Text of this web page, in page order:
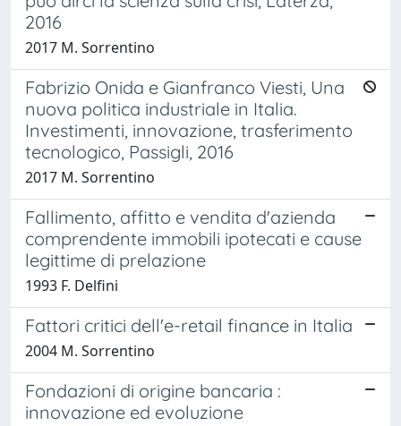
2016
2017 M. Sorrentino
Fabrizio Onida e Gianfranco Viesti, Una
nuova politica industriale in Italia.
Investimenti, innovazione, trasferimento
tecnologico, Passigli, 2016
2017 M. Sorrentino
Fallimento, affitto e vendita d'azienda
comprendente immobili ipotecati e cause
legittime di prelazione
1993 F. Delfini
Fattori critici dell'e-retail finance in Italia
2004 M. Sorrentino
Fondazioni di origine bancaria :
innovazione ed evoluzione